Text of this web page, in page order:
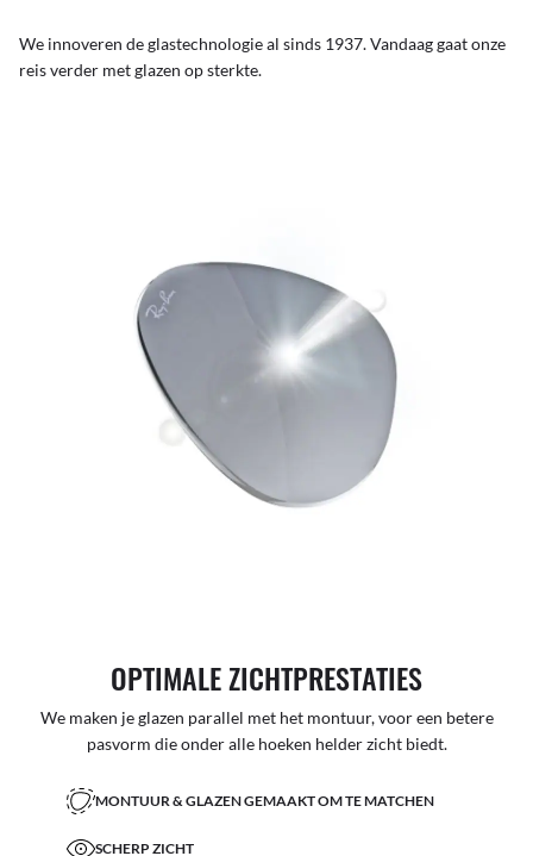
We innoveren de glastechnologie al sinds 1937. Vandaag gaat onze
reis verder met glazen op sterkte.
OPTIMALE ZICHTPRESTATIES
We maken je glazen parallel met het montuur, voor een betere
pasvorm die onder alle hoeken helder zicht biedt.
MONTUUR & GLAZEN GEMAAKT OM TE MATCHEN
SCHERP ZICHT